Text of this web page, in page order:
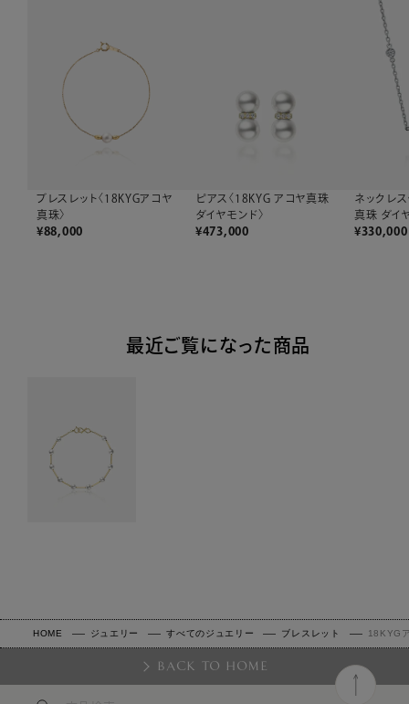
ブレスレット〈18KYGアコヤ
真珠〉
¥88,000
ピアス〈18KYG アコヤ真珠
ダイヤモンド〉
¥473,000
ネックレ
真珠 ダイ
¥330,000
最近ご覧になった商品
HOME ジュエリー すべてのジュエリー ブレスレット 18KYG
BACK TO HOME